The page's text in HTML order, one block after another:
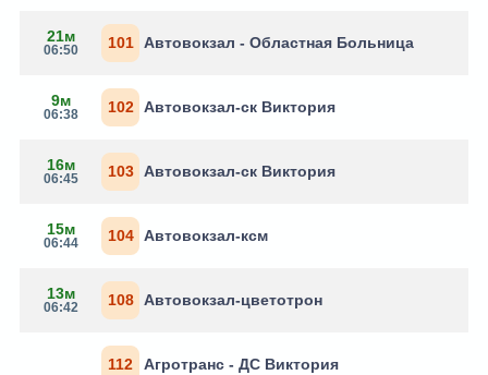
21м
06:50 101 Автовокзал - Областная Больница
9м
06:38 102 Автовокзал-ск Виктория
16м
06:45 103 Автовокзал-ск Виктория
15м
06:44 104 Автовокзал-ксм
13м
06:42 108 Автовокзал-цветотрон
112 Агротранс - ДС Виктория